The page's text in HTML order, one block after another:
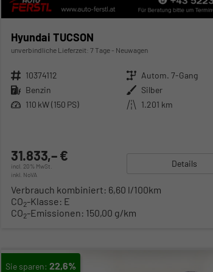
Hyundai TUCSON
unverbindliche Lieferzeit: 7 Tage Neuwagen
Fahrzeugnr. 10374112 Getriebe Autom. 7-Gang
Kraftstoff Benzin Außenfarbe Silber
Leistung 110 kW (150 PS) Kilometerstand 1.201 km
31.833,– €
incl. 20% MwSt.
inkl. NoVA
Details
Verbrauch kombiniert: 6,60 l/100km
CO2-Klasse: E
CO2-Emissionen: 150,00 g/km
22,6%